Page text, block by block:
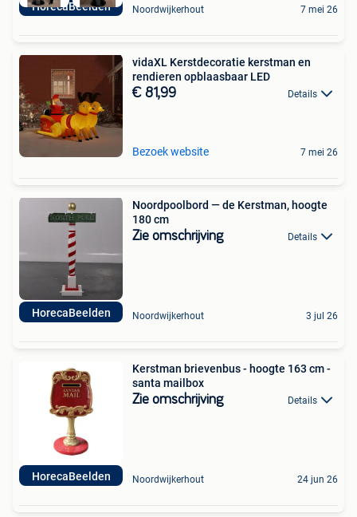
HorecaBeelden Noordwijkerhout 7 mei 26
vidaXL Kerstdecoratie kerstman en
rendieren opblaasbaar LED
€ 81,99 Details
Bezoek website 7 mei 26
HorecaBeelden
Noordpoolbord — de Kerstman, hoogte
180 cm
Zie omschrijving Details
Noordwijkerhout 3 jul 26
HorecaBeelden
Kerstman brievenbus - hoogte 163 cm -
santa mailbox
Zie omschrijving Details
Noordwijkerhout 24 jun 26